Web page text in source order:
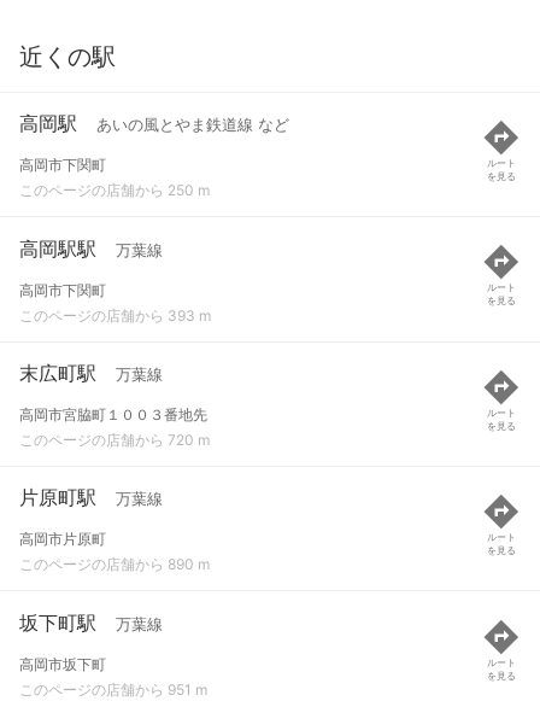
近くの駅
高岡駅 あいの風とやま鉄道線 など
高岡市下関町
このページの店舗から 250 m
ルート
を見る
高岡駅駅 万葉線
高岡市下関町
このページの店舗から 393 m
ルート
を見る
末広町駅 万葉線
高岡市宮脇町１００３番地先
このページの店舗から 720 m
ルート
を見る
片原町駅 万葉線
高岡市片原町
このページの店舗から 890 m
ルート
を見る
坂下町駅 万葉線
高岡市坂下町
このページの店舗から 951 m
ルート
を見る